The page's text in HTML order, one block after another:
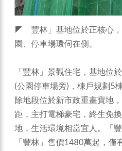
◤「豐林」基地位於正核心
園、停車場環伺在側。
「豐林」景觀住宅，基地位
(公園停車場旁)，棟戶規劃5
除地段位於新市政重畫寶地
距，主打電梯豪宅，終生免
地，生活環境相當宜人。「豐
「豐林」售價1480萬起，僅